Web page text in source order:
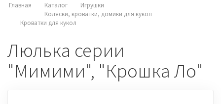
Главная Каталог
Игрушки
Коляски, кроватки, домики для кукол
Кроватки для кукол
Люлька серии
"Мимими", "Крошка Ло"